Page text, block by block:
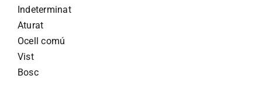
Indeterminat
Aturat
Ocell comú
Vist
Bosc